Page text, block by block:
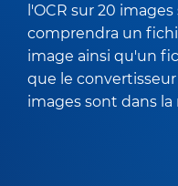
l'OCR sur 20
comprendra un
image ainsi qu'un
que le
images sont dans